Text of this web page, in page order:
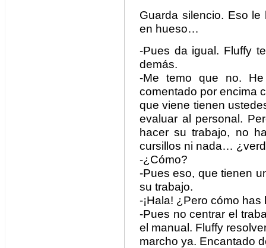
Guarda silencio. Eso
en hueso…
-Pues da igual. Fluffy
demás.
-Me temo que no.
comentado por encima
que viene tienen
evaluar al personal.
hacer su trabajo, no
cursillos ni nada…
-¿Cómo?
-Pues eso, que tienen
su trabajo.
-¡Hala! ¿Pero cómo
-Pues no centrar el
el manual. Fluffy
marcho ya. Encantado